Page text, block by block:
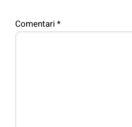
Comentari *